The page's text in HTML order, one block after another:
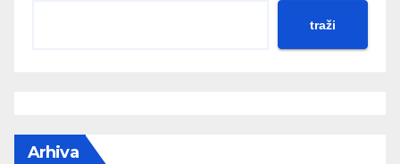
traži
Arhiva